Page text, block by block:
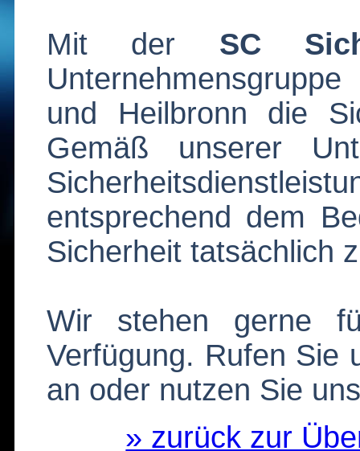
Mit der SC
und Heilbronn die
Gemäß unserer
entsprechend dem
Sicherheit tatsächlich
Wir stehen gerne
Verfügung. Rufen Sie
an oder nutzen Sie
» zurück zur